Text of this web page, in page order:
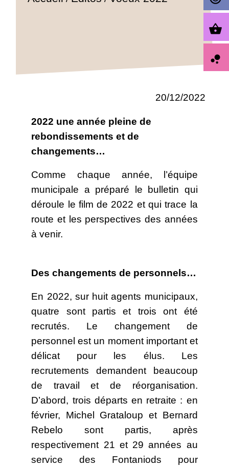
20/12/2022
2022 une année pleine de
rebondissements et de
changements…
Comme chaque année, l’équipe
municipale a préparé le bulletin qui
déroule le film de 2022 et qui trace la
route et les perspectives des années
à venir.
Des changements de personnels…
En 2022, sur huit agents municipaux,
quatre sont partis et trois ont été
recrutés. Le changement de
personnel est un moment important et
délicat pour les élus. Les
recrutements demandent beaucoup
de travail et de réorganisation.
D’abord, trois départs en retraite : en
février, Michel Grataloup et Bernard
Rebelo sont partis, après
respectivement 21 et 29 années au
service des Fontaniods pour
shopping_basket
bubble_chart